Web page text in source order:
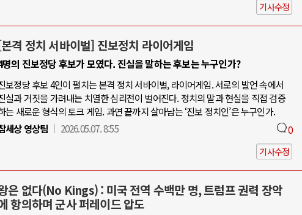
기사수정
격 정치 서바이벌] 진보정치 라이어게임
명의 진보정당 후보가 모였다. 진실을 말하는 후보는 누구인가?
보정당 후보 4인이 펼치는 본격 정치 서바이벌, 라이어게임. 서로의 발언 속에서
실과 거짓을 가려내는 치열한 심리전이 벌어진다. 정치의 말과 현실을 직접 검증
는 새로운 형식의 토크 게임. 과연 끝까지 살아남는 ‘진보 정치인’은 누구인가.
세상 영상팀
2026.05.07. 8:55 0
기사수정
은 없다(No Kings) : 미국 전역 수백만 명, 트럼프 권력 장악
항의하며 군사 퍼레이드 압도